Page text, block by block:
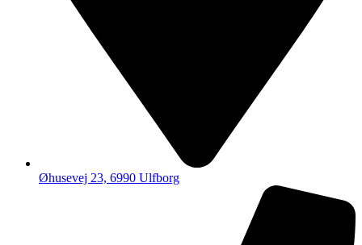
Øhusevej 23, 6990 Ulfborg